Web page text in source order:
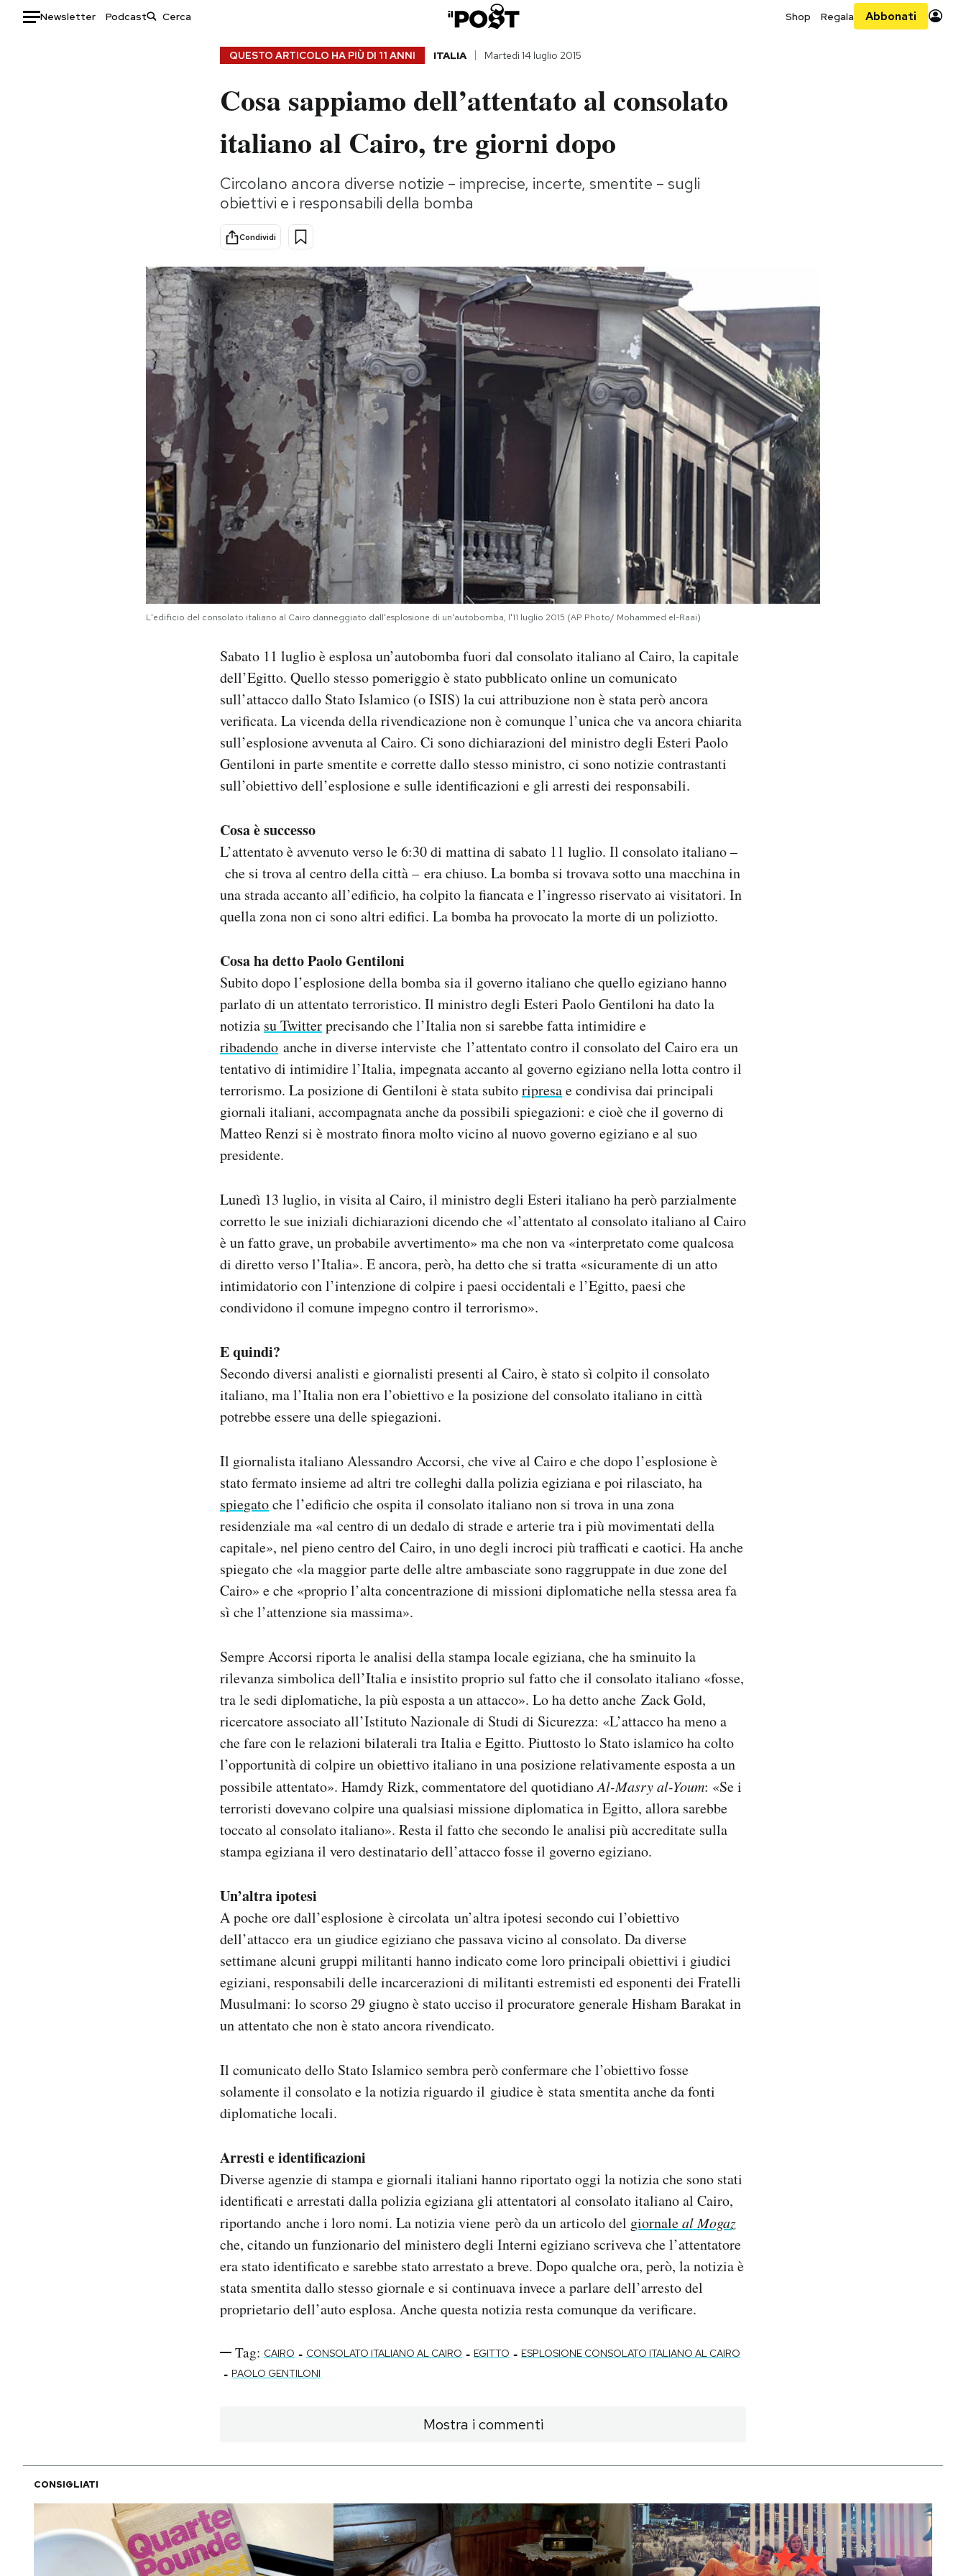
Newsletter Podcast Shop Regala Abbonati
Storie/Idee
Ok Boomer!
Altrecose
Mondiali calcio 2026
AREA PERSONALE
QUESTO ARTICOLO HA PIÙ DI 11 ANNI ITALIA Martedì 14 luglio 2015
Cosa sappiamo dell’attentato al consolato
italiano al Cairo, tre giorni dopo
Circolano ancora diverse notizie – imprecise, incerte, smentite – sugli
obiettivi e i responsabili della bomba
Condividi
L'edificio del consolato italiano al Cairo danneggiato dall'esplosione di un'autobomba, l'11 luglio 2015 (AP Photo/ Mohammed el-Raai)
Sabato 11 luglio è esplosa un’autobomba fuori dal consolato italiano al Cairo, la capitale
dell’Egitto. Quello stesso pomeriggio è stato pubblicato online un comunicato
sull’attacco dallo Stato Islamico (o ISIS) la cui attribuzione non è stata però ancora
verificata. La vicenda della rivendicazione non è comunque l’unica che va ancora chiarita
sull’esplosione avvenuta al Cairo. Ci sono dichiarazioni del ministro degli Esteri Paolo
Gentiloni in parte smentite e corrette dallo stesso ministro, ci sono notizie contrastanti
sull’obiettivo dell’esplosione e sulle identificazioni e gli arresti dei responsabili.
Cosa è successo
L’attentato è avvenuto verso le 6:30 di mattina di sabato 11 luglio. Il consolato italiano –
che si trova al centro della città – era chiuso. La bomba si trovava sotto una macchina in
una strada accanto all’edificio, ha colpito la fiancata e l’ingresso riservato ai visitatori. In
quella zona non ci sono altri edifici. La bomba ha provocato la morte di un poliziotto.
Cosa ha detto Paolo Gentiloni
Subito dopo l’esplosione della bomba sia il governo italiano che quello egiziano hanno
parlato di un attentato terroristico. Il ministro degli Esteri Paolo Gentiloni ha dato la
notizia su Twitterprecisando che l’Italia non si sarebbe fatta intimidire e
ribadendo anche in diverse interviste che l’attentato contro il consolato del Cairo era un
tentativo di intimidire l’Italia, impegnata accanto al governo egiziano nella lotta contro il
terrorismo. La posizione di Gentiloni è stata subitoripresae condivisa dai principali
giornali italiani, accompagnata anche da possibili spiegazioni: e cioè che il governo di
Matteo Renzi si è mostrato finora molto vicino al nuovo governo egiziano e al suo
presidente.
Lunedì 13 luglio, in visita al Cairo, il ministro degli Esteri italiano ha però parzialmente
corretto le sue iniziali dichiarazioni dicendo che «l’attentato al consolato italiano al Cairo
è un fatto grave, un probabile avvertimento» ma che non va «interpretato come qualcosa
di diretto verso l’Italia». E ancora, però, ha detto che si tratta «sicuramente di un atto
intimidatorio con l’intenzione di colpire i paesi occidentali e l’Egitto, paesi che
condividono il comune impegno contro il terrorismo».
E quindi?
Secondo diversi analisti e giornalisti presenti al Cairo, è stato sì colpito il consolato
italiano, ma l’Italia non era l’obiettivo e la posizione del consolato italiano in città
potrebbe essere una delle spiegazioni.
Il giornalista italiano Alessandro Accorsi, che vive al Cairo e che dopo l’esplosione è
stato fermato insieme ad altri tre colleghi dalla polizia egiziana e poi rilasciato, ha
spiegatoche l’edificio che ospita il consolato italiano non si trova in una zona
residenziale ma «al centro di un dedalo di strade e arterie tra i più movimentati della
capitale», nel pieno centro del Cairo, in uno degli incroci più trafficati e caotici. Ha anche
spiegato che «la maggior parte delle altre ambasciate sono raggruppate in due zone del
Cairo» e che «proprio l’alta concentrazione di missioni diplomatiche nella stessa area fa
sì che l’attenzione sia massima».
Sempre Accorsi riporta le analisi della stampa locale egiziana, che ha sminuito la
rilevanza simbolica dell’Italia e insistito proprio sul fatto che il consolato italiano «fosse,
tra le sedi diplomatiche, la più esposta a un attacco». Lo ha detto anche Zack Gold,
ricercatore associato all’Istituto Nazionale di Studi di Sicurezza: «L’attacco ha meno a
che fare con le relazioni bilaterali tra Italia e Egitto. Piuttosto lo Stato islamico ha colto
l’opportunità di colpire un obiettivo italiano in una posizione relativamente esposta a un
possibile attentato». Hamdy Rizk, commentatore del quotidianoAl-Masry al-Youm: «Se i
terroristi dovevano colpire una qualsiasi missione diplomatica in Egitto, allora sarebbe
toccato al consolato italiano». Resta il fatto che secondo le analisi più accreditate sulla
stampa egiziana il vero destinatario dell’attacco fosse il governo egiziano.
Un’altra ipotesi
A poche ore dall’esplosione è circolata un’altra ipotesi secondo cui l’obiettivo
dell’attacco era un giudice egiziano che passava vicino al consolato. Da diverse
settimane alcuni gruppi militanti hanno indicato come loro principali obiettivi i giudici
egiziani, responsabili delle incarcerazioni di militanti estremisti ed esponenti dei Fratelli
Musulmani: lo scorso 29 giugno è stato ucciso il procuratore generale Hisham Barakat in
un attentato che non è stato ancora rivendicato.
Il comunicato dello Stato Islamico sembra però confermare che l’obiettivo fosse
solamente il consolato e la notizia riguardo il giudice è stata smentita anche da fonti
diplomatiche locali.
Arresti e identificazioni
Diverse agenzie di stampa e giornali italiani hanno riportato oggi la notizia che sono stati
identificati e arrestati dalla polizia egiziana gli attentatori al consolato italiano al Cairo,
riportando anche i loro nomi. La notizia viene però da un articolo del giornaleal Mogaz
che, citando un funzionario del ministero degli Interni egiziano scriveva che l’attentatore
era stato identificato e sarebbe stato arrestato a breve. Dopo qualche ora, però, la notizia è
stata smentita dallo stesso giornale e si continuava invece a parlare dell’arresto del
proprietario dell’auto esplosa. Anche questa notizia resta comunque da verificare.
Tag: CAIRO - CONSOLATO ITALIANO AL CAIRO - EGITTO - ESPLOSIONE CONSOLATO ITALIANO AL CAIRO
- PAOLO GENTILONI
Mostra i commenti
CONSIGLIATI